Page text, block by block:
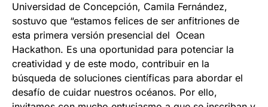
Universidad de Concepción, Camila Fernández,
sostuvo que “estamos felices de ser anfitriones de
esta primera versión presencial del Ocean
Hackathon. Es una oportunidad para potenciar la
creatividad y de este modo, contribuir en la
búsqueda de soluciones científicas para abordar el
desafío de cuidar nuestros océanos. Por ello,